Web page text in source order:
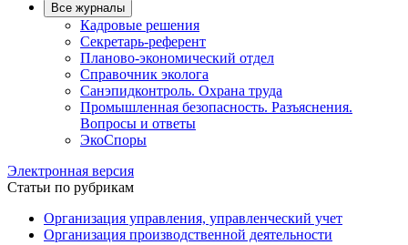
Все журналы
Кадровые решения
Секретарь-референт
Планово-экономический отдел
Справочник эколога
Санэпидконтроль. Охрана труда
Промышленная безопасность. Разъяснения.
Вопросы и ответы
ЭкоСпоры
Электронная версия
Статьи по рубрикам
Организация управления, управленческий учет
Организация производственной деятельности